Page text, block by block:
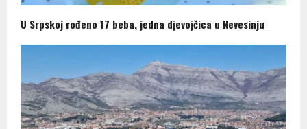
U Srpskoj rođeno 17 beba, jedna djevojčica u Nevesinju